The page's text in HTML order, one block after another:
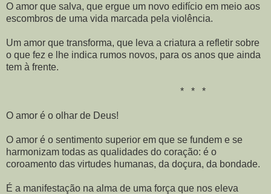
O amor que salva, que ergue um novo edifício em meio aos
escombros de uma vida marcada pela violência.
Um amor que transforma, que leva a criatura a refletir sobre
o que fez e lhe indica rumos novos, para os anos que ainda
tem à frente.
* * *
O amor é o olhar de Deus!
O amor é o sentimento superior em que se fundem e se
harmonizam todas as qualidades do coração: é o
coroamento das virtudes humanas, da doçura, da bondade.
É a manifestação na alma de uma força que nos eleva